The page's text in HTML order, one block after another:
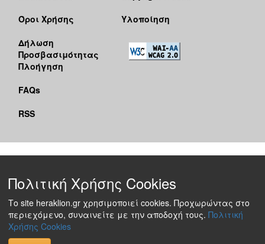
Όροι Χρήσης
Δήλωση
Προσβασιμότητας
Πλοήγηση
FAQs
RSS
Υλοποίηση
Πολιτική Χρήσης Cookies
Το site heraklion.gr χρησιμοποιεί cookies. Προχωρώντας στο
περιεχόμενο, συναινείτε με την αποδοχή τους. Πολιτική
Χρήσης Cookies